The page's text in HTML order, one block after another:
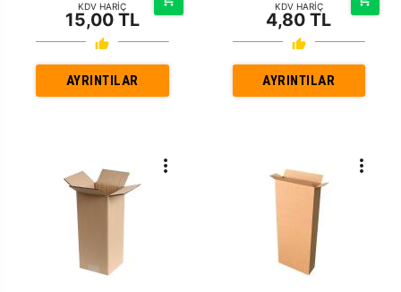
KDV HARİÇ
15,00 TL
AYRINTILAR
KDV HARİÇ
4,80 TL
AYRINTILAR